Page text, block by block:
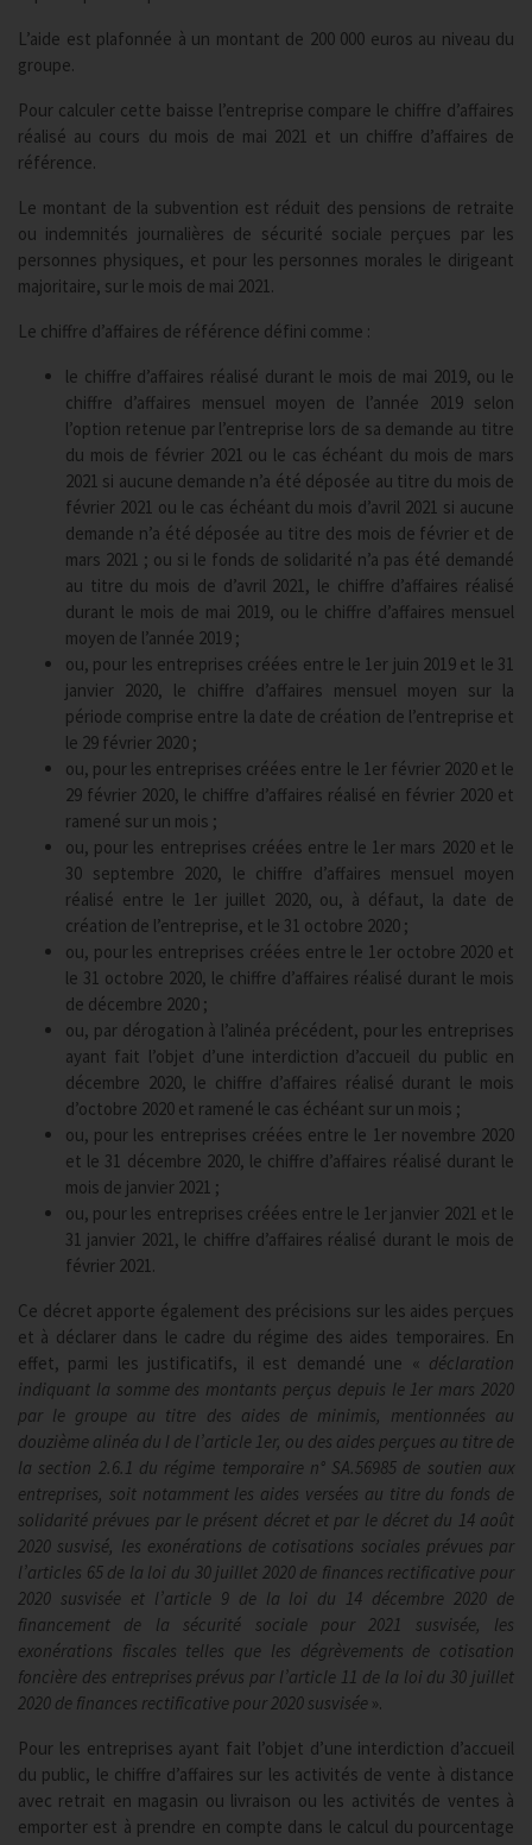
L’aide est plafonnée à un montant de 200 000 euros au niveau du
groupe.
Pour calculer cette baisse l’entreprise compare le chiffre d’affaires
réalisé au cours du mois de mai 2021 et un chiffre d’affaires de
référence.
Le montant de la subvention est réduit des pensions de retraite
ou indemnités journalières de sécurité sociale perçues par les
personnes physiques, et pour les personnes morales le dirigeant
majoritaire, sur le mois de mai 2021.
Le chiffre d’affaires de référence défini comme :
le chiffre d’affaires réalisé durant le mois de mai 2019, ou le
chiffre d’affaires mensuel moyen de l’année 2019 selon
l’option retenue par l’entreprise lors de sa demande au titre
du mois de février 2021 ou le cas échéant du mois de mars
2021 si aucune demande n’a été déposée au titre du mois de
février 2021 ou le cas échéant du mois d’avril 2021 si aucune
demande n’a été déposée au titre des mois de février et de
mars 2021 ; ou si le fonds de solidarité n’a pas été demandé
au titre du mois de d’avril 2021, le chiffre d’affaires réalisé
durant le mois de mai 2019, ou le chiffre d’affaires mensuel
moyen de l’année 2019 ;
ou, pour les entreprises créées entre le 1er juin 2019 et le 31
janvier 2020, le chiffre d’affaires mensuel moyen sur la
période comprise entre la date de création de l’entreprise et
le 29 février 2020 ;
ou, pour les entreprises créées entre le 1er février 2020 et le
29 février 2020, le chiffre d’affaires réalisé en février 2020 et
ramené sur un mois ;
ou, pour les entreprises créées entre le 1er mars 2020 et le
30 septembre 2020, le chiffre d’affaires mensuel moyen
réalisé entre le 1er juillet 2020, ou, à défaut, la date de
création de l’entreprise, et le 31 octobre 2020 ;
ou, pour les entreprises créées entre le 1er octobre 2020 et
le 31 octobre 2020, le chiffre d’affaires réalisé durant le mois
de décembre 2020 ;
ou, par dérogation à l’alinéa précédent, pour les entreprises
ayant fait l’objet d’une interdiction d’accueil du public en
décembre 2020, le chiffre d’affaires réalisé durant le mois
d’octobre 2020 et ramené le cas échéant sur un mois ;
ou, pour les entreprises créées entre le 1er novembre 2020
et le 31 décembre 2020, le chiffre d’affaires réalisé durant le
mois de janvier 2021 ;
ou, pour les entreprises créées entre le 1er janvier 2021 et le
31 janvier 2021, le chiffre d’affaires réalisé durant le mois de
février 2021.
Ce décret apporte également des précisions sur les aides perçues
et à déclarer dans le cadre du régime des aides temporaires. En
effet, parmi les justificatifs, il est demandé une « déclaration
indiquant la somme des montants perçus depuis le 1er mars 2020
par le groupe au titre des aides de minimis, mentionnées au
douzième alinéa du I de l’article 1er, ou des aides perçues au titre de
la section 2.6.1 du régime temporaire n° SA.56985 de soutien aux
entreprises, soit notamment les aides versées au titre du fonds de
solidarité prévues par le présent décret et par le décret du 14 août
2020 susvisé, les exonérations de cotisations sociales prévues par
l’articles 65 de la loi du 30 juillet 2020 de finances rectificative pour
2020 susvisée et l’article 9 de la loi du 14 décembre 2020 de
financement de la sécurité sociale pour 2021 susvisée, les
exonérations fiscales telles que les dégrèvements de cotisation
foncière des entreprises prévus par l’article 11 de la loi du 30 juillet
2020 de finances rectificative pour 2020 susvisée ».
Pour les entreprises ayant fait l’objet d’une interdiction d’accueil
du public, le chiffre d’affaires sur les activités de vente à distance
avec retrait en magasin ou livraison ou les activités de ventes à
emporter est à prendre en compte dans le calcul du pourcentage